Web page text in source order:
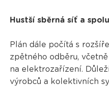
Hustší sběrná síť a
Plán dále počítá s
zpětného odběru,
na elektrozařízení.
výrobců a kolektivních